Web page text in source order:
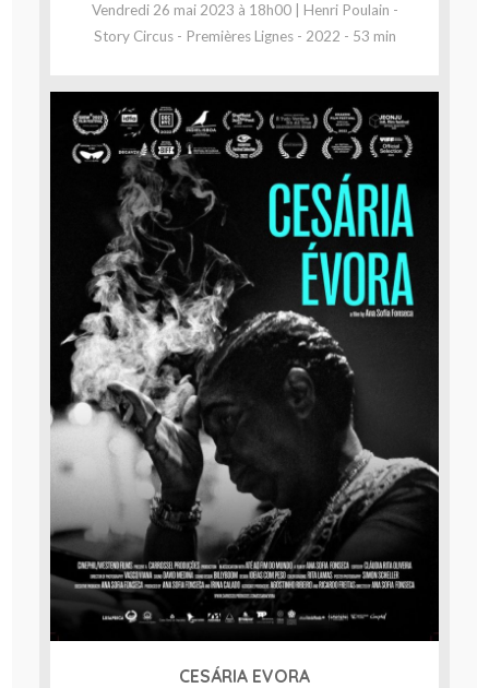
Vendredi 26 mai 2023 à 18h00 | Henri Poulain -
Story Circus - Premières Lignes - 2022 - 53 min
CESÁRIA EVORA